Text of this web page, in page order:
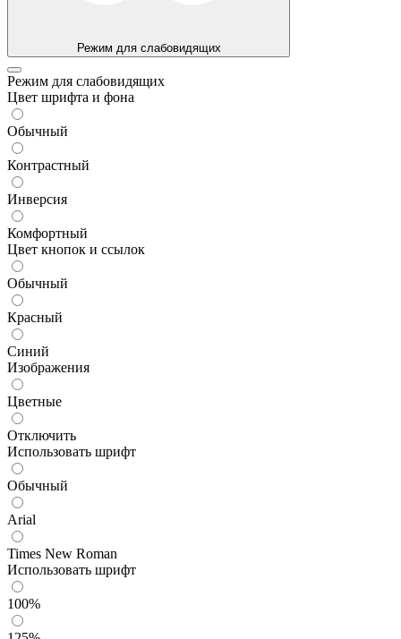
Режим для слабовидящих
Режим для слабовидящих
Цвет шрифта и фона
Обычный
Контрастный
Инверсия
Комфортный
Цвет кнопок и ссылок
Обычный
Красный
Синий
Изображения
Цветные
Отключить
Использовать шрифт
Обычный
Arial
Times New Roman
Использовать шрифт
100%